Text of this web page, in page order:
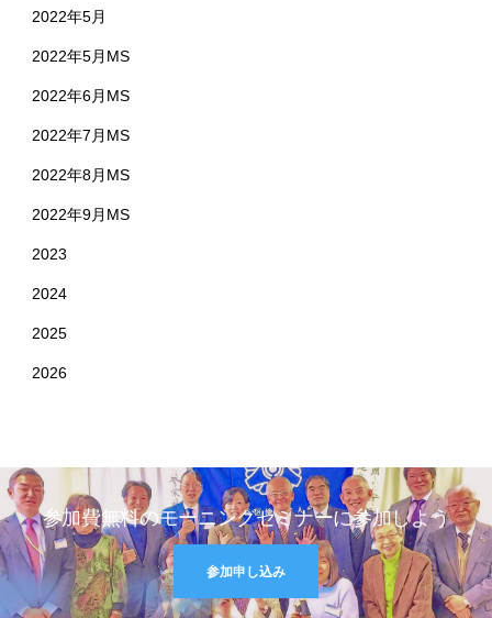
2022年5月
2022年5月MS
2022年6月MS
2022年7月MS
2022年8月MS
2022年9月MS
2023
2024
2025
2026
参加費無料のモーニングセミナーに参加しよう
参加申し込み